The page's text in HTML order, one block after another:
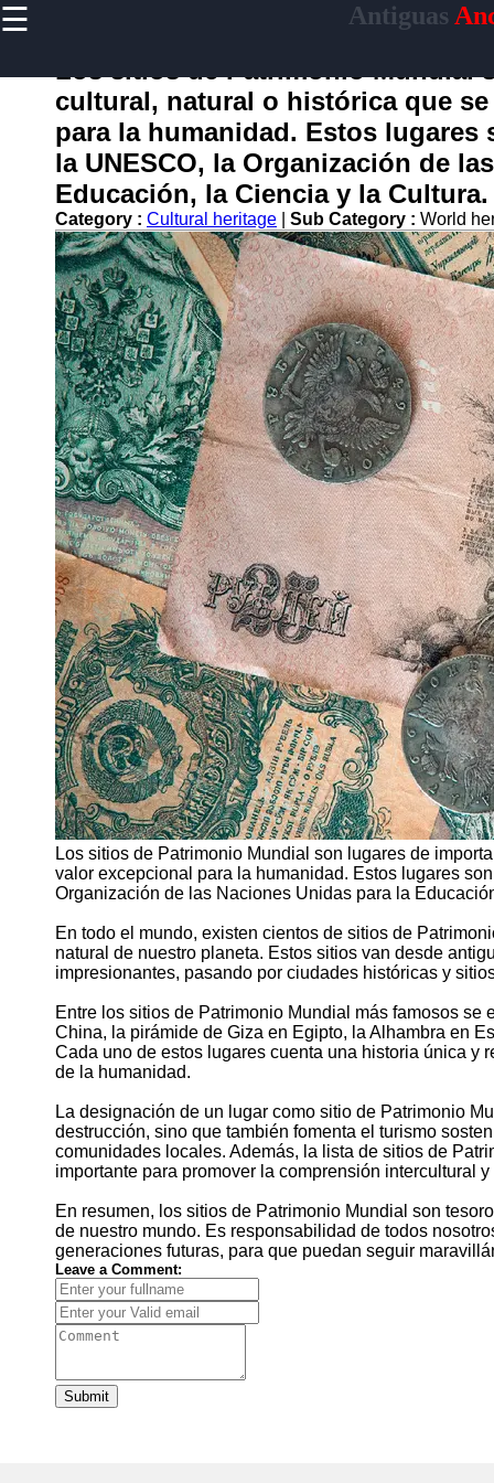
☰ Antiguas
Home
antiguas
Socials
Facebook
Instagram
Twitter
Telegram
Help &
Support
Contact
About
Us
Write
for Us
Los sitios de Patrimonio Mundial
cultural, natural o histórica que
para la humanidad. Estos
la UNESCO, la Organización de
Educación, la Ciencia y la Cultura.
Category : Cultural heritage Sub Category : World
Los sitios de Patrimonio Mundial son lugares de
valor excepcional para la humanidad. Estos lugares
Organización de las Naciones Unidas para la
En todo el mundo, existen cientos de sitios de
natural de nuestro planeta. Estos sitios van desde
impresionantes, pasando por ciudades históricas y
Entre los sitios de Patrimonio Mundial más famosos
China, la pirámide de Giza en Egipto, la Alhambra en
Cada uno de estos lugares cuenta una historia única y
de la humanidad.
La designación de un lugar como sitio de Patrimonio
destrucción, sino que también fomenta el turismo
comunidades locales. Además, la lista de sitios de
importante para promover la comprensión intercultural
En resumen, los sitios de Patrimonio Mundial son
de nuestro mundo. Es responsabilidad de todos
generaciones futuras, para que puedan seguir
Leave a Comment:
Submit